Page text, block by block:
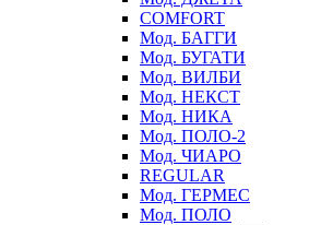
COMFORT
Мод. БАГГИ
Мод. БУГАТИ
Мод. ВИЛБИ
Мод. НЕКСТ
Мод. НИКА
Мод. ПОЛО-2
Мод. ЧИАРО
REGULAR
Мод. ГЕРМЕС
Мод. ПОЛО